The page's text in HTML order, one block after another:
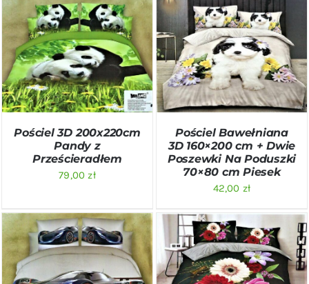
DODAJ DO KOSZYKA
/
SZCZEGÓŁY
Pościel 3D 200x220cm
Pandy z
Prześcieradłem
79,00zł
DODAJ DO KOSZYKA
/
SZCZEGÓŁY
Pościel Bawełniana
3D 160×200 cm + Dwie
Poszewki Na Poduszki
70×80 cm Piesek
42,00 zł
DODAJ DO KOSZYKA
SZCZEGÓŁY
DODAJ DO KOSZYKA
/
SZCZEGÓŁY